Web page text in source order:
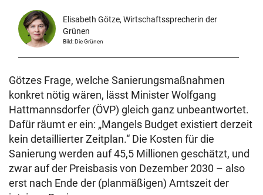
Elisabeth Götze, Wirtschaftssprecherin der
Grünen
Bild: Die Grünen
Götzes Frage, welche Sanierungsmaßnahmen
konkret nötig wären, lässt Minister Wolfgang
Hattmannsdorfer (ÖVP) gleich ganz unbeantwortet.
Dafür räumt er ein: „Mangels Budget existiert derzeit
kein detaillierter Zeitplan.“ Die Kosten für die
Sanierung werden auf 45,5 Millionen geschätzt, und
zwar auf der Preisbasis von Dezember 2030 – also
erst nach Ende der (planmäßigen) Amtszeit der